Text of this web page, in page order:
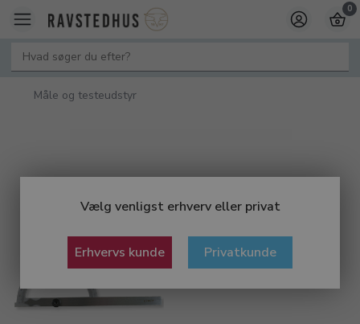
Vælg venligst erhverv eller privat
Erhvervs kunde Privatkunde
0
Måle og testeudstyr